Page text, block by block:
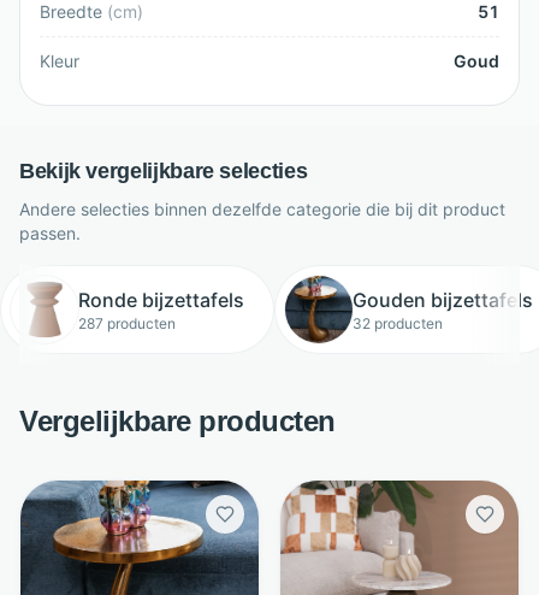
Breedte (cm) 51
Kleur Goud
Bekijk vergelijkbare selecties
Andere selecties binnen dezelfde categorie die bij dit product
passen.
Ronde bijzettafels
287 producten
Gouden bijzettafels
32 producten
Vergelijkbare producten